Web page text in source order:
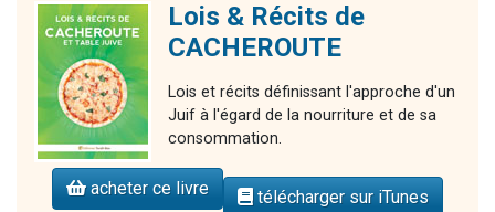
Lois & Récits de
CACHEROUTE
Lois et récits définissant l'approche d'un
Juif à l'égard de la nourriture et de sa
consommation.
acheter ce livre télécharger sur iTunes